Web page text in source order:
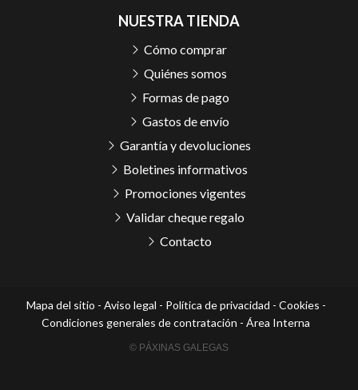
NUESTRA TIENDA
Cómo comprar
Quiénes somos
Formas de pago
Gastos de envío
Garantía y devoluciones
Boletines informativos
Promociones vigentes
Validar cheque regalo
Contacto
Mapa del sitio - Aviso legal - Política de privacidad - Cookies -
Condiciones generales de contratación - Área Interna
© PÁXINAS GALEGAS